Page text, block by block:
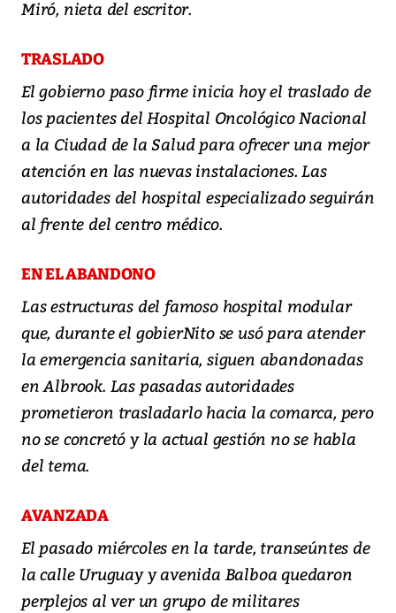
Miró, nieta del escritor.
TRASLADO
El gobierno paso firme inicia hoy el traslado de
los pacientes del Hospital Oncológico Nacional
a la Ciudad de la Salud para ofrecer una mejor
atención en las nuevas instalaciones. Las
autoridades del hospital especializado seguirán
al frente del centro médico.
EN EL ABANDONO
Las estructuras del famoso hospital modular
que, durante el gobierNito se usó para atender
la emergencia sanitaria, siguen abandonadas
en Albrook. Las pasadas autoridades
prometieron trasladarlo hacia la comarca, pero
no se concretó y la actual gestión no se habla
del tema.
AVANZADA
El pasado miércoles en la tarde, transeúntes de
la calle Uruguay y avenida Balboa quedaron
perplejos al ver un grupo de militares